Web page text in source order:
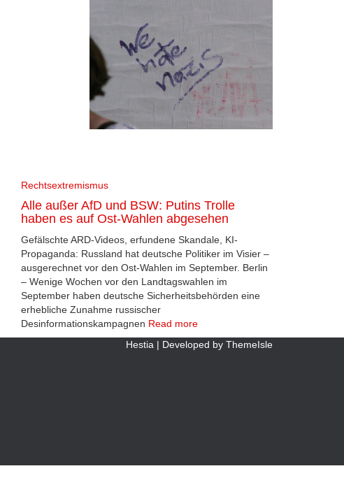
Rechtsextremismus
Alle außer AfD und BSW: Putins Trolle
haben es auf Ost-Wahlen abgesehen
Gefälschte ARD-Videos, erfundene Skandale, KI-
Propaganda: Russland hat deutsche Politiker im Visier –
ausgerechnet vor den Ost-Wahlen im September. Berlin
– Wenige Wochen vor den Landtagswahlen im
September haben deutsche Sicherheitsbehörden eine
erhebliche Zunahme russischer
Desinformationskampagnen Read more
Hestia | Developed by ThemeIsle